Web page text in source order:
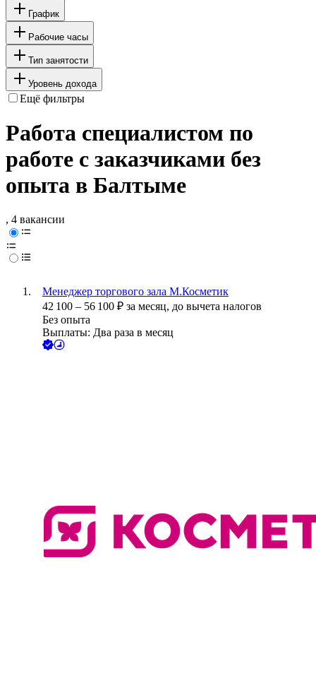
График
Рабочие часы
Тип занятости
Уровень дохода
Ещё фильтры
Работа специалистом по
работе с заказчиками без
опыта в Балтыме
, 4 вакансии
Менеджер торгового зала М.Косметик
42 100 – 56 100 ₽ за месяц, до вычета налогов
Без опыта
Выплаты: Два раза в месяц